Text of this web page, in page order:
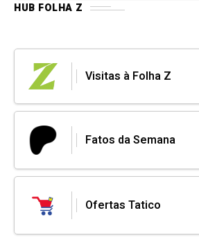
HUB FOLHA Z
Visitas à Folha Z
Fatos da Semana
Ofertas Tatico